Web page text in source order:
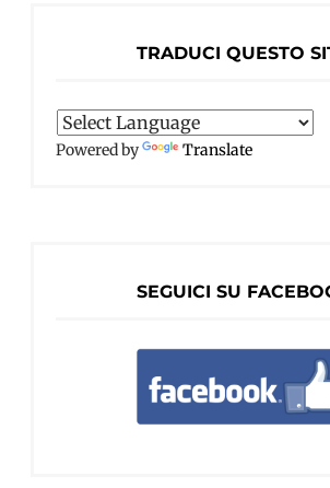
TRADUCI QUESTO
Powered by Translate
SEGUICI SU